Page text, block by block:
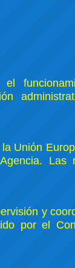
Unión
Las
y
por el